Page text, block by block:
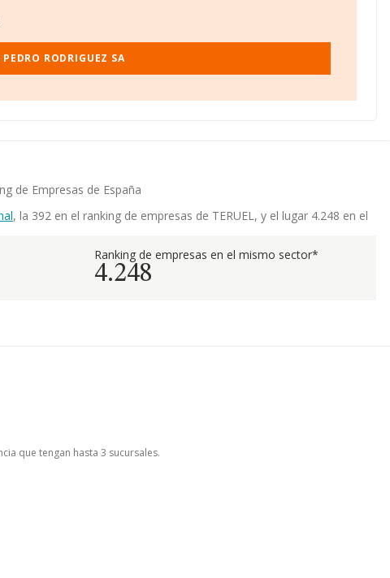
RODRIGUEZ SA
de Empresas de España
, la 392 en el ranking de empresas de TERUEL, y el lugar 4.248 en el
Ranking de empresas en el mismo sector*
4.248
que tengan hasta 3 sucursales.